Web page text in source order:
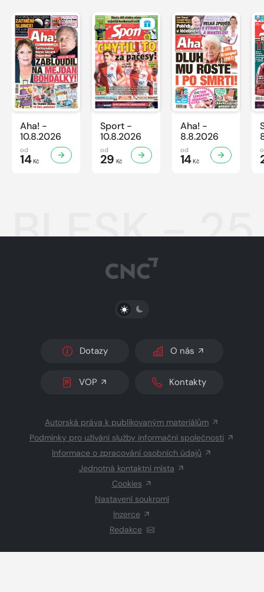
Aha! -
10.8.2026
od
14Kč
Sport -
10.8.2026
od
29 Kč
Aha! -
8.8.2026
od
14Kč
BLESK -
PŘEPNOUT SVĚTLÝ/TMAVÝ REŽIM
Dotazy O nás
VOP Kontakty
Autorská práva k publikovaným materiálům
Podmínky pro užívání služby informační společnosti
Informace o zpracování osobních údajů
Jednotná kontaktní místa
Cookies
Nastavení soukromí
Inzerce
Redakce